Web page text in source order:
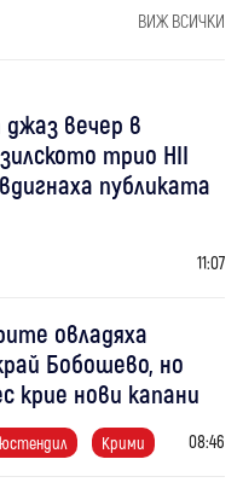
ВИЖ ВСИЧКИ
вечер в
трио HII
публиката
11:07
овладяха
Бобошево, но
крие нови капани
Крими 08:46